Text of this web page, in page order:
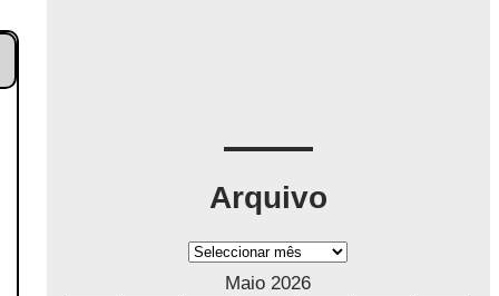
Arquivo
A
Maio 2026